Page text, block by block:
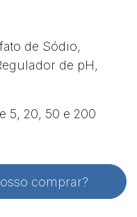
de Sódio,
de pH,
5, 20, 50 e 200
comprar?